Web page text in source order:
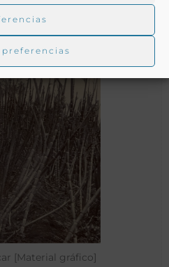
[Material gráfico]